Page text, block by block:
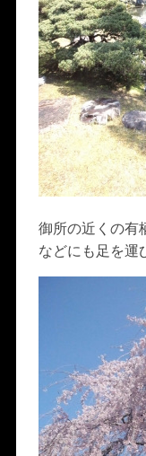
御所の近くの有
などにも足を運